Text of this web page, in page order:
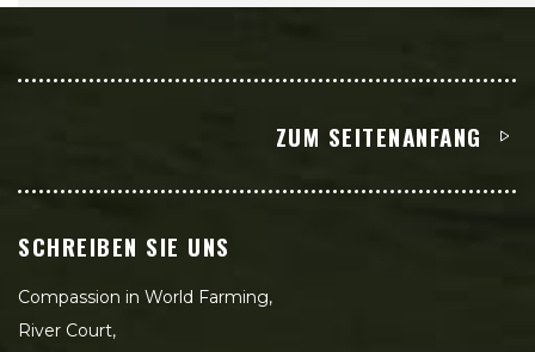
ZUM SEITENANFANG
SCHREIBEN SIE UNS
Compassion in World Farming,
River Court,